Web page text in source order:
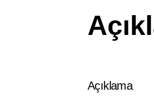
Açıklama